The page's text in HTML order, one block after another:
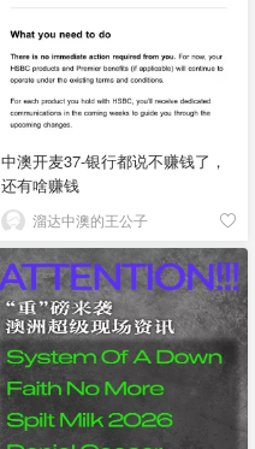
中澳开麦37-银行都说不赚钱了，
还有啥赚钱
溜达中澳的王公子